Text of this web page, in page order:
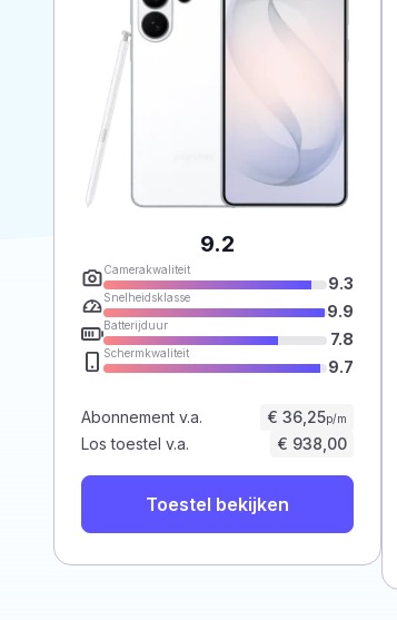
9.2
Camerakwaliteit
9.3
Snelheidsklasse
9.9
Batterijduur
7.8
Schermkwaliteit
9.7
Abonnement v.a. € 36,25p/m
Los toestel v.a. € 938,00
Toestel bekijken